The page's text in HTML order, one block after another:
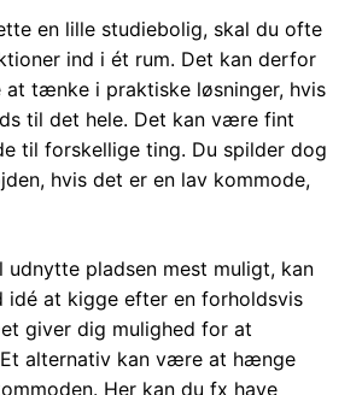
en lille studiebolig, skal du ofte
ind i ét rum. Det kan derfor
tænke i praktiske løsninger, hvis
til det hele. Det kan være fint
til forskellige ting. Du spilder dog
hvis det er en lav kommode,
udnytte pladsen mest muligt, kan
at kigge efter en forholdsvis
giver dig mulighed for at
alternativ kan være at hænge
Her kan du fx have